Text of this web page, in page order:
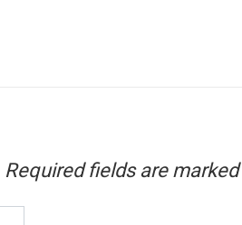
Required fields are marked